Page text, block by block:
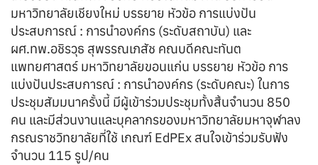
มหาวิทยาลัยเชียงใหม่ บรรยาย หัวข้อ การแบ่งปัน
ประสบการณ์ : การนำองค์กร (ระดับสถาบัน) และ
ผศ.ทพ.อชิรวุธ สุพรรณเภสัช คณบดีคณะทันต
แพทยศาสตร์ มหาวิทยาลัยขอนแก่น บรรยาย หัวข้อ การ
แบ่งปันประสบการณ์ : การนำองค์กร (ระดับคณะ) ในการ
ประชุมสัมมนาครั้งนี้ มีผู้เข้าร่วมประชุมทั้งสิ้นจำนวน 850
คน และมีส่วนงานและบุคลากรของมหาวิทยาลัยมหาจุฬาลง
กรณราชวิทยาลัยที่ใช้ เกณฑ์ EdPEx สนใจเข้าร่วมรับฟัง
จำนวน 115 รูป/คน